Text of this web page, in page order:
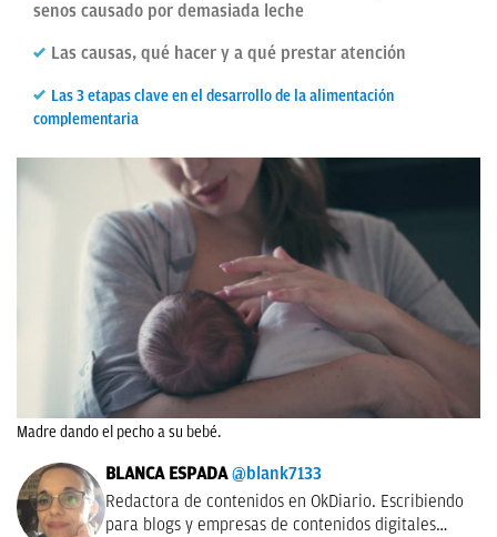
senos causado por demasiada leche
Las causas, qué hacer y a qué prestar atención
Las 3 etapas clave en el desarrollo de la alimentación
complementaria
Madre dando el pecho a su bebé.
BLANCA ESPADA @blank7133
Redactora de contenidos en OkDiario. Escribiendo
para blogs y empresas de contenidos digitales